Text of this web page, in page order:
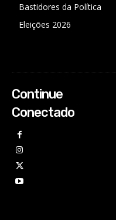
Bastidores da Política
Eleições 2026
Continue
Conectado